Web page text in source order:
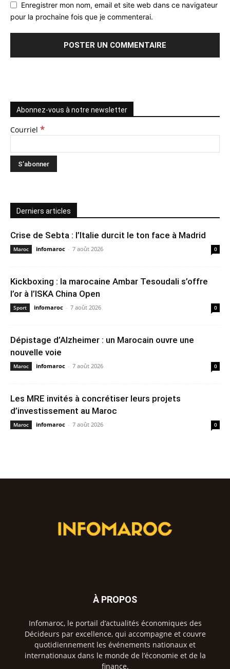
Enregistrer mon nom, email et site web dans ce navigateur
pour la prochaine fois que je commenterai.
Abonnez-vous à notre newsletter
Courriel *
Derniers articles
Crise de Sebta : l’Italie durcit le ton face à Madrid
Maroc infomaroc - 7 août 2026 0
Kickboxing : la marocaine Ambar Tesoudali s’offre
l’or à l’ISKA China Open
Sport infomaroc - 7 août 2026 0
Dépistage d’Alzheimer : un Marocain ouvre une
nouvelle voie
Maroc infomaroc - 7 août 2026 0
Les MRE invités à concrétiser leurs projets
d’investissement au Maroc
Maroc infomaroc - 7 août 2026 0
À PROPOS
Infomaroc, le portail d’actualités économiques des
Décideurs par excellence, qui accompagne et couvre
quotidiennement les événements nationaux et
internationaux dans le monde de l’économie et de la
finance.